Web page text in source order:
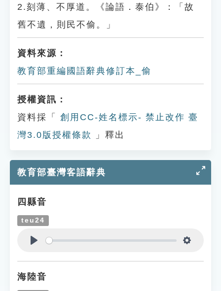
2.刻薄、不厚道。《論語．泰伯》：「故
舊不遺，則民不偷。」
資料來源：
教育部重編國語辭典修訂本_偷
授權資訊：
資料採「
創用CC-姓名標示- 禁止改作 臺
灣3.0版授權條款
」釋出
教育部臺灣客語辭典
四縣音
teu24
海陸音